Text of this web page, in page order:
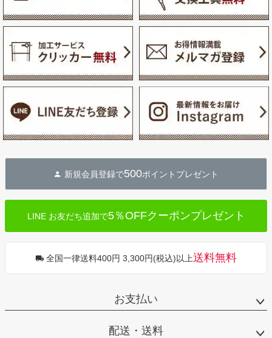
新規会員登録で500ポイントプレゼント
LINE お友だち追加で5％OFFクーポンプレゼント
全国一律送料400円 3,300円(税込)以上送料無料
お支払い
配送・送料